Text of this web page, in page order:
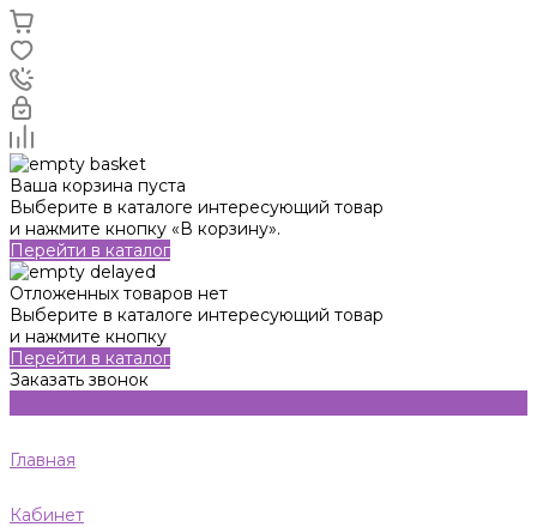
Ваша корзина пуста
Выберите в каталоге интересующий товар
и нажмите кнопку «В корзину».
Перейти в каталог
Отложенных товаров нет
Выберите в каталоге интересующий товар
и нажмите кнопку
Перейти в каталог
Заказать звонок
Главная
Кабинет